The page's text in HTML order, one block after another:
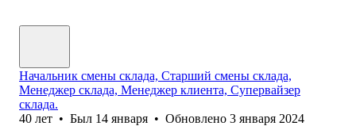
Начальник смены склада, Старший смены склада,
Менеджер склада, Менеджер клиента, Супервайзер
склада.
40 лет • Был 14 января • Обновлено 3 января 2024